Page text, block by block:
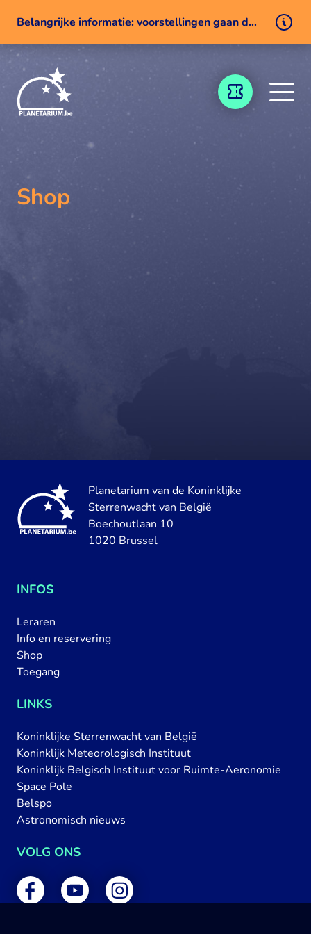
Belangrijke informatie: voorstellingen gaan door ondanks een technisch probleem
TICKETING
Shop
Planetarium van de Koninklijke
Sterrenwacht van België
Boechoutlaan 10
1020 Brussel
INFOS
Leraren
Info en reservering
Shop
Toegang
LINKS
Koninklijke Sterrenwacht van België
Koninklijk Meteorologisch Instituut
Koninklijk Belgisch Instituut voor Ruimte-Aeronomie
Space Pole
Belspo
Astronomisch nieuws
VOLG ONS
FACEBOOKYOUTUBEINSTAGRAM